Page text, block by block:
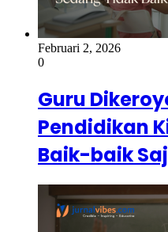
Februari 2, 2026
0
Guru
Pendidikan
Baik-baik